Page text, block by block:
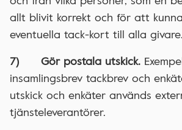
allt blivit korrekt och för att
eventuella tack-kort till alla givare.
7) Gör postala utskick.
insamlingsbrev tackbrev och
utskick och enkäter används
tjänsteleverantörer.